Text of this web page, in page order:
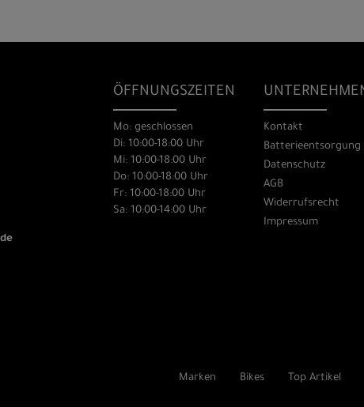
ÖFFNUNGSZEITEN
Mo: geschlossen
Di: 10:00-18:00 Uhr
Mi: 10:00-18:00 Uhr
Do: 10:00-18:00 Uhr
Fr: 10:00-18:00 Uhr
Sa: 10:00-14:00 Uhr
Kontakt
Batterieentsorgung
Datenschutz
AGB
Widerrufsrecht
Impressum
Marken Bikes Top Artikel